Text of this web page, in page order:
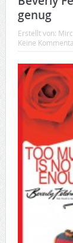
genug
Erstellt von:
Keine